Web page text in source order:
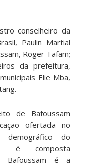
conselheiro da
Paulin Martial
Roger Tafam;
da prefeitura,
Elie Mba,
de Bafoussam
ofertada no
do
é composta
Bafoussam é a